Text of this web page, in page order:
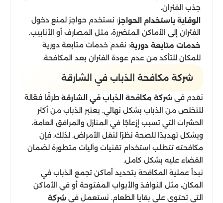
جذب الفئران.
الوقاية باستخدام الحواجز: نستخدم حواجز لمنع دخول
الفئران إلى الأماكن المتضررة، مثل المصارف أو الأنابيب.
خدمات متابعة دورية: نقدم خدمات متابعة دورية
للمكان للتأكد من عدم عودة الفئران بعد المكافحة.
شركة مكافحة الذباب في الشارقة
نقدم في شركة مكافحة الذباب في الشارقة طرقًا فعّالة
للتخلص من الذباب بشكل نهائي. يعتبر الذباب من أكثر
الحشرات التي تسبب إزعاجًا في المنازل والمرافق العامة،
ويشكل تهديدًا للصحة نظرًا لنقل الأمراض. لذلك، فإن
مكافحته تتطلب استخدام تقنيات وآليات متطورة لضمان
القضاء عليه بشكل كامل.
نبدأ عملية المكافحة بتحديد أماكن تجمع الذباب في
المكان، مثل النوافذ والأبواب المفتوحة أو في الأماكن
التي تحتوي على بقايا الطعام. نستعمل في شركة